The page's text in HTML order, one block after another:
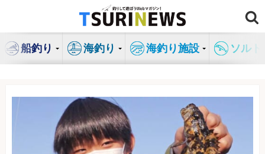
ン
船釣り 海釣り 海釣り施設 ソル